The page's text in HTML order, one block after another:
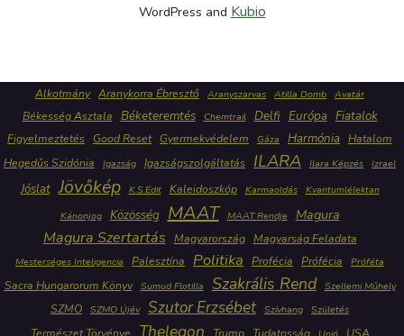
WordPress and Kubio
Alkotmány Aranykorra Ébresztő Aranyszarvas Atilla Domb Avatár
Békesség Asztala Béketeremtés Chemtrail Delfi Európa Fiatalok
Figyelmeztetés Good Reset Gyermekvédelem Gáza Harmónia Hatalom
Hegedűs Szidónia
Igazság Igazságszolgáltatás ILARA Ilara Képzés Izrael
Jóslat Jövőkép K.S.Edit Kaleidoszkóp Karmaoldás
Kvantumlélektan
Kánonjog
Közösség MAAT MAAT Rendje Magura
Magura Szertartás Magyarország Magyarság Feladata
Mesterséges Inteligencia Palesztína Politika Profécia Prófécia Próféta
Sacra Hungarorum Könyv Sumud Flotilla Szakrális Rend Szellemi Műhely
SZMO SZMO Újév Szutor Erzsébet Szívhang Születés
Természet Törvénye Thelegon Trump Tudatosság USA